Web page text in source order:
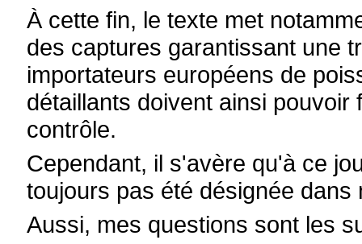
À cette fin, le texte met
des captures garantissant une
importateurs européens de
détaillants doivent ainsi
contrôle.
Cependant, il s'avère qu'à ce
toujours pas été désignée dans
Aussi, mes questions sont les